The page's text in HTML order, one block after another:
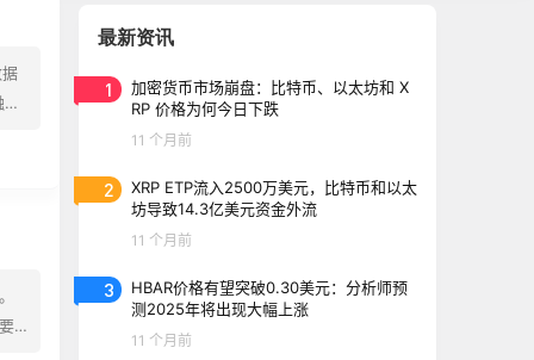
最新资讯
1
加密货币市场崩盘：比特币、以太坊和 X
RP 价格为何今日下跌
11 个月前
2
XRP ETP流入2500万美元，比特币和以太
坊导致14.3亿美元资金外流
11 个月前
3
HBAR价格有望突破0.30美元：分析师预
测2025年将出现大幅上涨
11 个月前